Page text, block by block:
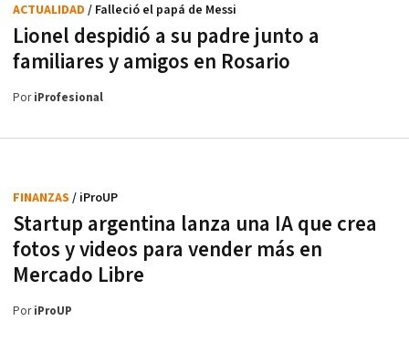
Lionel despidió a su padre junto a
familiares y amigos en Rosario
ACTUALIDAD / Falleció el papá de Messi
PoriProfesional
Startup argentina lanza una IA que crea
fotos y videos para vender más en
Mercado Libre
FINANZAS / iProUP
PoriProUP